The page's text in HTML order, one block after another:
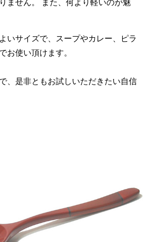
ません。 また、何より軽いのが魅
いサイズで、スープやカレー、ピラ
お使い頂けます。
、是非ともお試しいただきたい自信